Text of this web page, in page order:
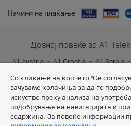
Начини на плаќање
Дознај повеќе за A1
A1 Austria A1 Croatia A1 Serbia
Со кликање на копчето "Се
зачуваме колачиња за да го
искуство преку анализа на
подобрување на навигацијата и
содржина. За повеќе информации